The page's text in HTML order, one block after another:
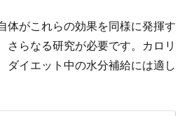
体がこれらの効果を同様に発揮す
さらなる研究が必要です。カロリ
ダイエット中の水分補給には適し